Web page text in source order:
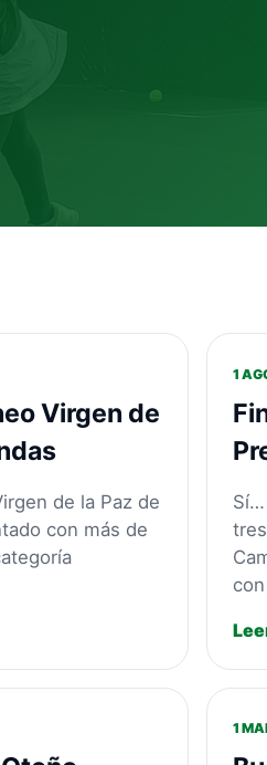
Virgen de
de la Paz de
con más de
1
Sí…
1